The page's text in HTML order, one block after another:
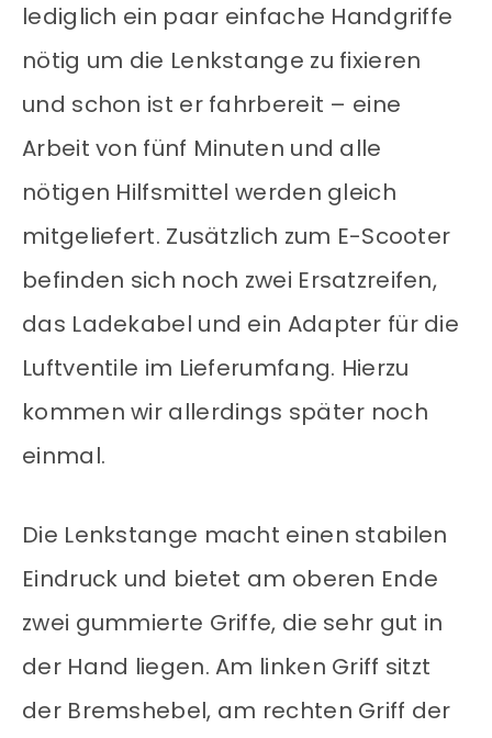
lediglich ein paar einfache Handgriffe
nötig um die Lenkstange zu fixieren
und schon ist er fahrbereit – eine
Arbeit von fünf Minuten und alle
nötigen Hilfsmittel werden gleich
mitgeliefert. Zusätzlich zum E-Scooter
befinden sich noch zwei Ersatzreifen,
das Ladekabel und ein Adapter für die
Luftventile im Lieferumfang. Hierzu
kommen wir allerdings später noch
einmal.
Die Lenkstange macht einen stabilen
Eindruck und bietet am oberen Ende
zwei gummierte Griffe, die sehr gut in
der Hand liegen. Am linken Griff sitzt
der Bremshebel, am rechten Griff der